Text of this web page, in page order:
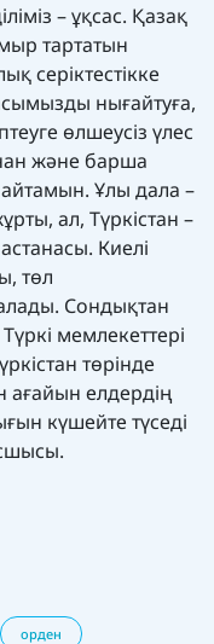
– ұқсас. Қазақ
тартатын
серіктестікке
нығайтуға,
өлшеусіз үлес
және барша
айтамын. Ұлы дала –
ал, Түркістан –
Киелі
төл
Сондықтан
мемлекеттері
төрінде
ағайын елдердің
күшейте түседі
орден